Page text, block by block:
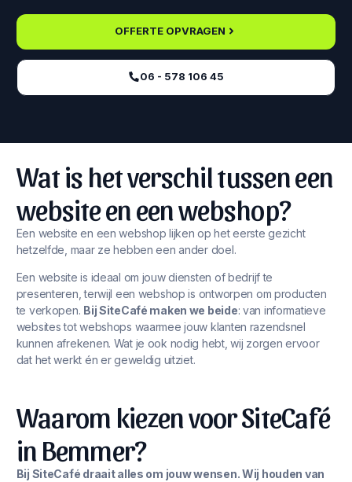
OFFERTE OPVRAGEN
06 - 578 106 45‬
Wat is het verschil tussen een
website en een webshop?
Een website en een webshop lijken op het eerste gezicht
hetzelfde, maar ze hebben een ander doel.
Een website is ideaal om jouw diensten of bedrijf te
presenteren, terwijl een webshop is ontworpen om producten
te verkopen. Bij SiteCafé maken we beide: van informatieve
websites tot webshops waarmee jouw klanten razendsnel
kunnen afrekenen. Wat je ook nodig hebt, wij zorgen ervoor
dat het werkt én er geweldig uitziet.
Waarom kiezen voor SiteCafé
in Bemmer?
Bij SiteCafé draait alles om jouw wensen. Wij houden van